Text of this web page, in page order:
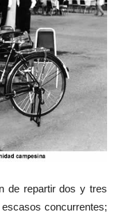
de repartir dos y tres
escasos concurrentes;